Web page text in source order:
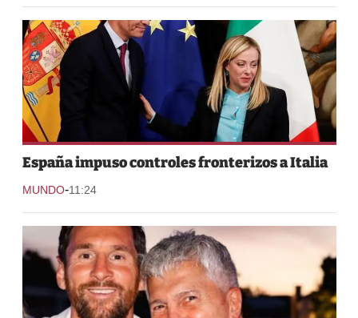
España impuso controles fronterizos a Italia
MUNDO-11:24